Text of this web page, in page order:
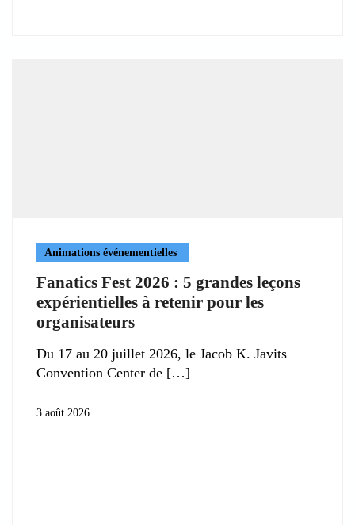
Animations événementielles
Fanatics Fest 2026 : 5 grandes leçons
expérientielles à retenir pour les
organisateurs
Du 17 au 20 juillet 2026, le Jacob K. Javits
Convention Center de
3 août 2026